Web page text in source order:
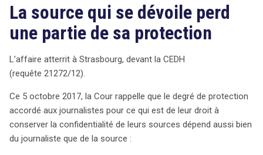
La source qui se dévoile perd
une partie de sa protection
L’affaire atterrit à Strasbourg, devant la CEDH
(requête 21272/12).
Ce 5 octobre 2017, la Cour rappelle que le degré de protection
accordé aux journalistes pour ce qui est de leur droit à
conserver la confidentialité de leurs sources dépend aussi bien
du journaliste que de la source :